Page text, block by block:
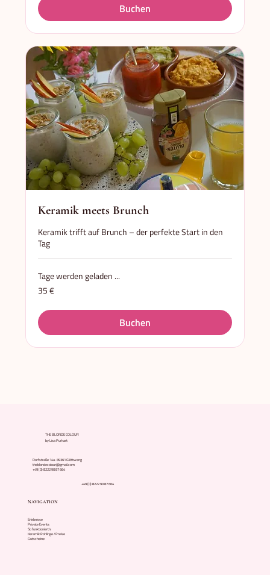
Buchen
Keramik meets Brunch
Keramik trifft auf Brunch – der perfekte Start in den
Tag
Tage werden geladen ...
35
Euro
35 €
Buchen
THE BLONDE COLOUR
by Lisa Purkart
Dorfstraße 14a · 89361 Glöttweng
theblondecolour@gmail.com
+49 (0) 8222 90 87 664
+49 (0) 8222 90 87 664
NAVIGATION
Erlebnisse
Private Events
So funktioniert's
Keramik Rohlinge / Preise
Gutscheine